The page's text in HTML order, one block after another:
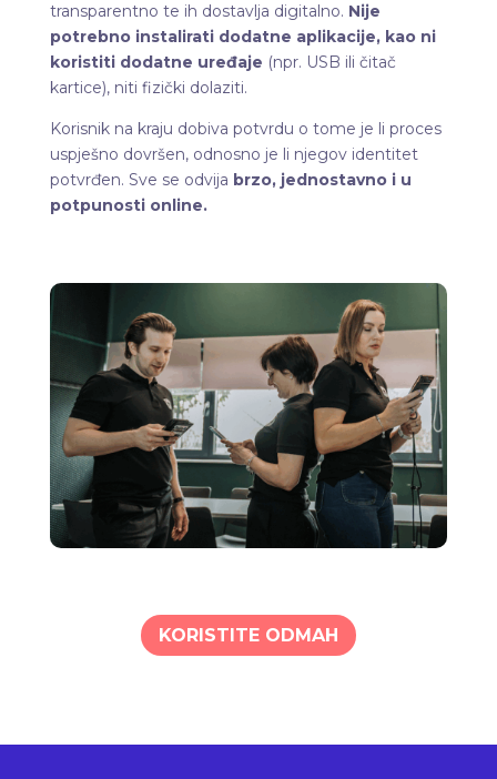
transparentno te ih dostavlja digitalno. Nije
potrebno instalirati dodatne aplikacije, kao ni
koristiti dodatne uređaje (npr. USB ili čitač
kartice), niti fizički dolaziti.
Korisnik na kraju dobiva potvrdu o tome je li proces
uspješno dovršen, odnosno je li njegov identitet
potvrđen. Sve se odvija brzo, jednostavno i u
potpunosti online.
KORISTITE ODMAH